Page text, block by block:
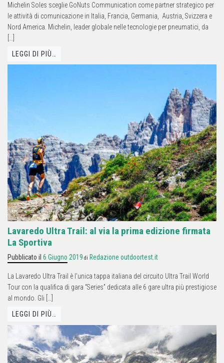
Michelin Soles sceglie GoNuts Communication come partner strategico per
le attività di comunicazione in Italia, Francia, Germania, Austria, Svizzera e
Nord America. Michelin, leader globale nelle tecnologie per pneumatici, da
LEGGI DI PIÙ…
Lavaredo Ultra Trail: al via la prima edizione firmata
La Sportiva
Pubblicato il 6 Giugno 2019 di Redazione outdoortest.it
La Lavaredo Ultra Trail è l’unica tappa italiana del circuito Ultra Trail World
Tour con la qualifica di gara “Series” dedicata alle 6 gare ultra più prestigiose
al mondo. Gli […]
LEGGI DI PIÙ…